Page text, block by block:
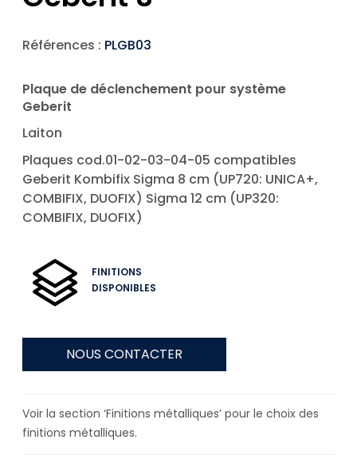
Références : PLGB03
Plaque de déclenchement pour système
Geberit
Laiton
Plaques cod.01-02-03-04-05 compatibles
Geberit Kombifix Sigma 8 cm (UP720: UNICA+,
COMBIFIX, DUOFIX) Sigma 12 cm (UP320:
COMBIFIX, DUOFIX)
FINITIONS
DISPONIBLES
NOUS CONTACTER
Voir la section ‘Finitions métalliques’ pour le choix des
finitions métalliques.